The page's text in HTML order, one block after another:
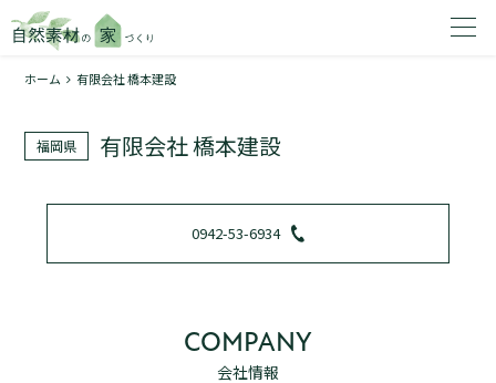
1
ホーム 有限会社 橋本建設
福岡県 有限会社 橋本建設
0942-53-6934
COMPANY
会社情報